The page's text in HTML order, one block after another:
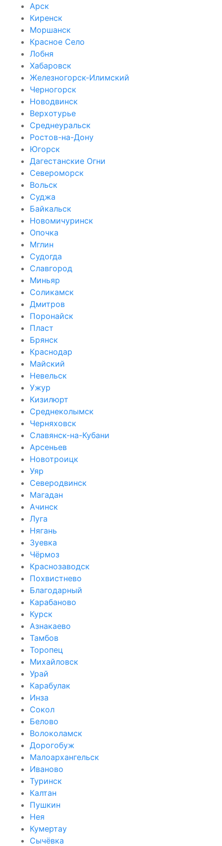
Арск
Киренск
Моршанск
Красное Село
Лобня
Хабаровск
Железногорск-Илимский
Черногорск
Новодвинск
Верхотурье
Среднеуральск
Ростов-на-Дону
Югорск
Дагестанские Огни
Североморск
Вольск
Суджа
Байкальск
Новомичуринск
Опочка
Мглин
Судогда
Славгород
Миньяр
Соликамск
Дмитров
Поронайск
Пласт
Брянск
Краснодар
Майский
Невельск
Ужур
Кизилюрт
Среднеколымск
Черняховск
Славянск-на-Кубани
Арсеньев
Новотроицк
Уяр
Северодвинск
Магадан
Ачинск
Луга
Нягань
Зуевка
Чёрмоз
Краснозаводск
Похвистнево
Благодарный
Карабаново
Курск
Азнакаево
Тамбов
Торопец
Михайловск
Урай
Карабулак
Инза
Сокол
Белово
Волоколамск
Дорогобуж
Малоархангельск
Иваново
Туринск
Калтан
Пушкин
Нея
Кумертау
Сычёвка